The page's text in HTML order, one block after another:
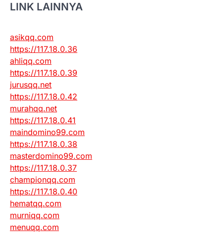
LINK LAINNYA
asikqq.com
https://117.18.0.36
ahliqq.com
https://117.18.0.39
jurusqq.net
https://117.18.0.42
murahqq.net
https://117.18.0.41
maindomino99.com
https://117.18.0.38
masterdomino99.com
https://117.18.0.37
championqq.com
https://117.18.0.40
hematqq.com
murniqq.com
menuqq.com